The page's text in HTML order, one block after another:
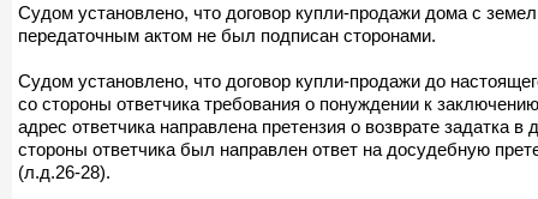
Судом установлено, что договор купли-продажи дома с
передаточным актом не был подписан сторонами.
Судом установлено, что договор купли-продажи до
со стороны ответчика требования о понуждении к
адрес ответчика направлена претензия о возврате задатка
стороны ответчика был направлен ответ на досудебную
(л.д.26-28).